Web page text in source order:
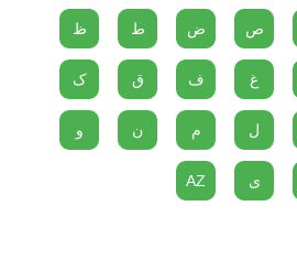
ص ض ط ظ
غ ف ق ک
ل م ن و
ی AZ